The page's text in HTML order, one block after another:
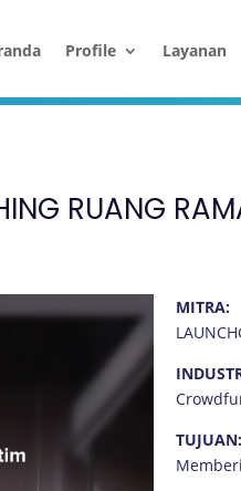
Profile Layanan
RUANG
MITRA:
TUJUAN: